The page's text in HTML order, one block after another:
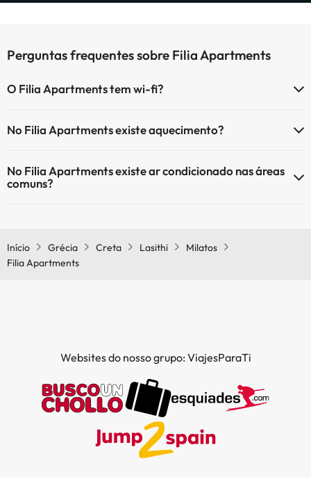
Perguntas frequentes sobre Filia Apartments
O Filia Apartments tem wi-fi?
No Filia Apartments existe aquecimento?
No Filia Apartments existe ar condicionado nas áreas
comuns?
Início Grécia Creta Lasithi
Milatos
Filia Apartments
Websites do nosso grupo: ViajesParaTi